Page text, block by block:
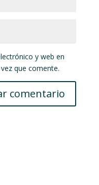
y web en
que comente.
comentario